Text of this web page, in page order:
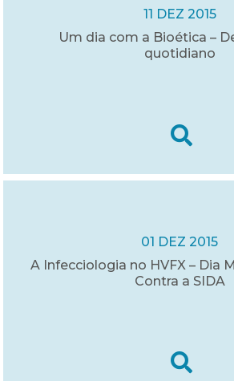
11 DEZ 2015
Um dia com a Bioética –
quotidiano
01 DEZ 2015
A Infecciologia no HVFX – Dia
Contra a SIDA